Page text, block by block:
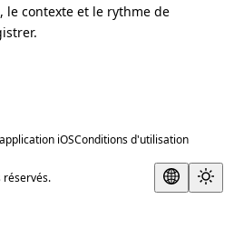
le contexte et le rythme de
iOSConditions d'utilisation
réservés.